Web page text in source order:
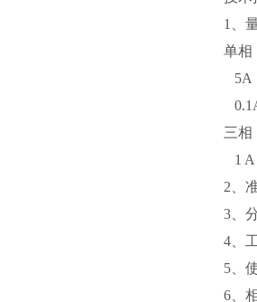
1、
单
5A
三相
1
2、
3、
4、
5、
6、